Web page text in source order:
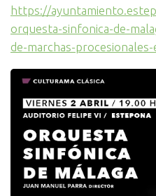
https://
orquesta-sinfonica-de-
de-marchas-